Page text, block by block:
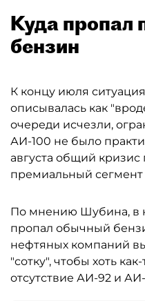
Куда пропал
бензин
К концу июля
описывалась как
очереди исчезли,
АИ-100 не было
августа общий
премиальный
По мнению Шубина, в
пропал обычный
нефтяных компаний
"сотку", чтобы хоть
отсутствие АИ-92 и